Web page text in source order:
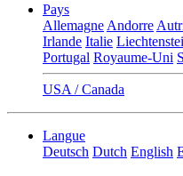
Pays
Allemagne Andorre
Irlande Italie
Portugal Royaume-Uni
USA / Canada
Langue
Deutsch Dutch English